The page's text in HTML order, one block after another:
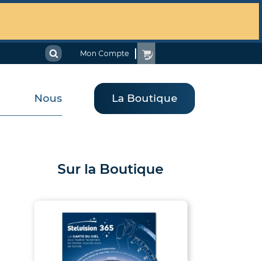
Mon Compte
Nous La Boutique
Sur la Boutique